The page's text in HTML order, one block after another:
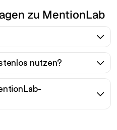
zu MentionLab
nutzen?